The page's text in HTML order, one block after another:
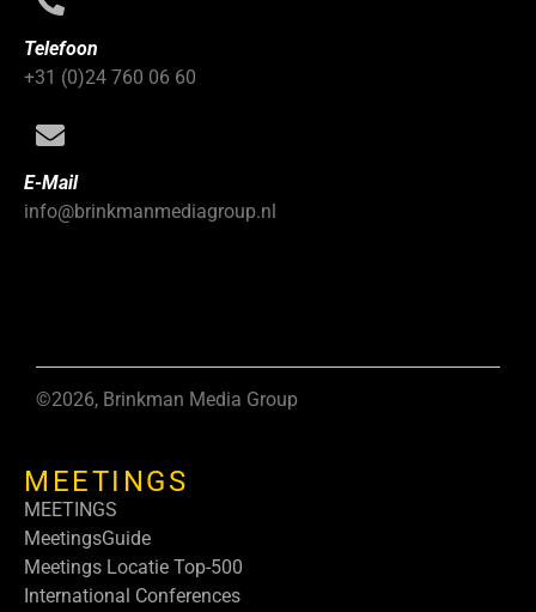
Telefoon
+31 (0)24 760 06 60
E-Mail
info@brinkmanmediagroup.nl
©2026, Brinkman Media Group
MEETINGS
MEETINGS
MeetingsGuide
Meetings Locatie Top-500
International Conferences